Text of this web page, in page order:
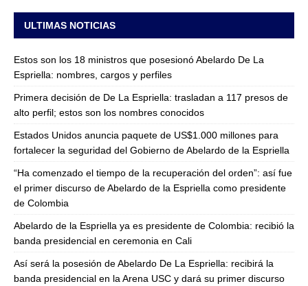
ULTIMAS NOTICIAS
Estos son los 18 ministros que posesionó Abelardo De La
Espriella: nombres, cargos y perfiles
Primera decisión de De La Espriella: trasladan a 117 presos de
alto perfil; estos son los nombres conocidos
Estados Unidos anuncia paquete de US$1.000 millones para
fortalecer la seguridad del Gobierno de Abelardo de la Espriella
“Ha comenzado el tiempo de la recuperación del orden”: así fue
el primer discurso de Abelardo de la Espriella como presidente
de Colombia
Abelardo de la Espriella ya es presidente de Colombia: recibió la
banda presidencial en ceremonia en Cali
Así será la posesión de Abelardo De La Espriella: recibirá la
banda presidencial en la Arena USC y dará su primer discurso